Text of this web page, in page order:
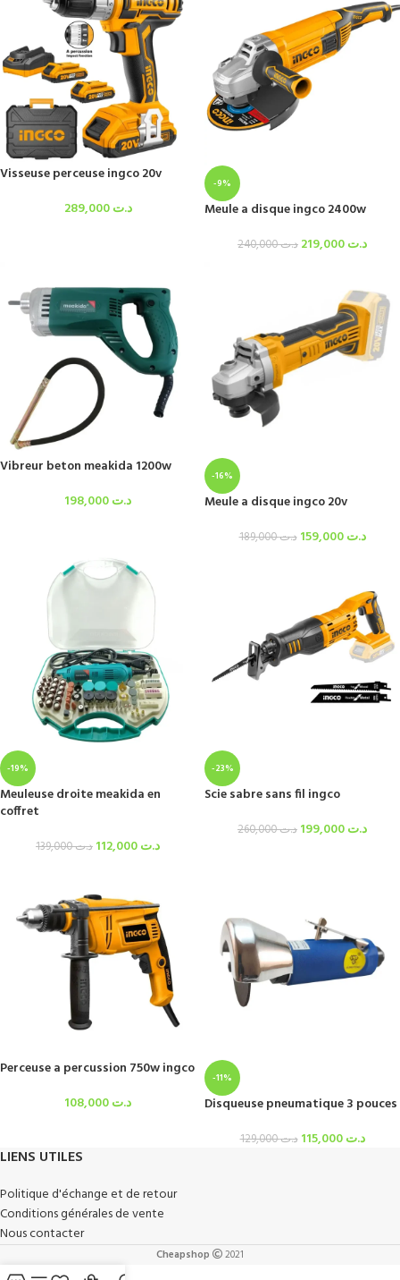
Visseuse perceuse ingco 20v
د.ت289,000
-9%
Meule a disque ingco 2400w
د.ت240,000 د.ت
Vibreur beton meakida 1200w
د.ت
-16%
Meule a disque ingco 20v
د.ت189,000 د.ت159,000
-19%
Meuleuse droite meakida en
coffret
د.ت139,000 د.ت
-23%
Scie sabre sans fil ingco
د.ت260,000 د.ت
Perceuse a percussion 750w ingco
د.ت
-11%
Disqueuse pneumatique 3 pouces
د.ت129,000 د.ت115,000
LIENS UTILES
Politique d'échange et de retour
Conditions générales de vente
Nous contacter
Cheapshop 2021